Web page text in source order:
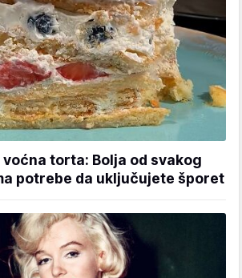
torta: Bolja od svakog
potrebe da uključujete šporet